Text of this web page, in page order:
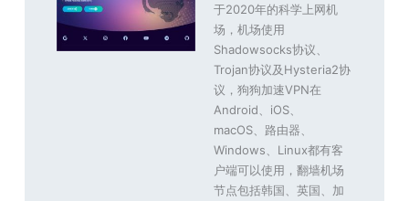
于2020年的科学上网机
场，机场使用
Shadowsocks协议、
Trojan协议及Hysteria2协
议，狗狗加速VPN在
Android、iOS、
macOS、路由器、
Windows、Linux都有客
户端可以使用，翻墙机场
节点包括韩国、英国、加